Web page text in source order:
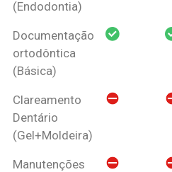
(Endodontia)
Documentação
ortodôntica
(Básica)
Clareamento
Dentário
(Gel+Moldeira)
Manutenções